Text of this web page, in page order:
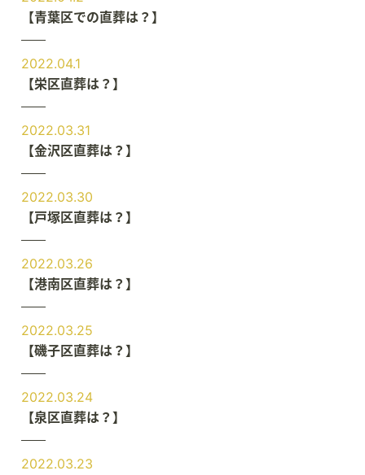
【青葉区での直葬は？】
2022.04.1
【栄区直葬は？】
2022.03.31
【金沢区直葬は？】
2022.03.30
【戸塚区直葬は？】
2022.03.26
【港南区直葬は？】
2022.03.25
【磯子区直葬は？】
2022.03.24
【泉区直葬は？】
2022.03.23